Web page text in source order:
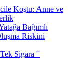
Koştu: Anne ve
Bağımlı
Riskini
Sigara ''